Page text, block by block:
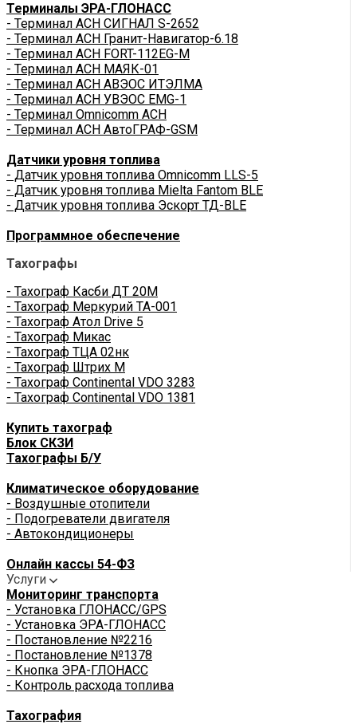
Терминалы ЭРА-ГЛОНАСС
- Терминал АСН СИГНАЛ S-2652
- Терминал АСН Гранит-Навигатор-6.18
- Терминал АСН FORT-112EG-M
- Терминал АСН МАЯК-01
- Терминал АСН АВЭОС ИТЭЛМА
- Терминал АСН УВЭОС EMG-1
- Терминал Omnicomm АСН
- Терминал АСН АвтоГРАФ-GSM
Датчики уровня топлива
- Датчик уровня топлива Omnicomm LLS-5
- Датчик уровня топлива Mielta Fantom BLE
- Датчик уровня топлива Эскорт ТД-BLE
Программное обеспечение
Тахографы
- Тахограф Касби ДТ 20М
- Тахограф Меркурий ТА-001
- Тахограф Атол Drive 5
- Тахограф Микас
- Тахограф ТЦА 02нк
- Тахограф Штрих М
- Тахограф Continental VDO 3283
- Тахограф Continental VDO 1381
Купить тахограф
Блок СКЗИ
Тахографы Б/У
Климатическое оборудование
- Воздушные отопители
- Подогреватели двигателя
- Автокондиционеры
Онлайн кассы 54-ФЗ
Услуги
Мониторинг транспорта
- Установка ГЛОНАСС/GPS
- Установка ЭРА-ГЛОНАСС
- Постановление №2216
- Постановление №1378
- Кнопка ЭРА-ГЛОНАСС
- Контроль расхода топлива
Тахография